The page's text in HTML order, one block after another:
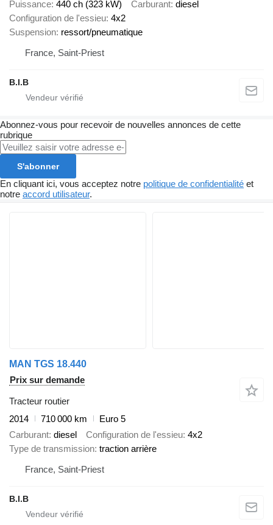
Puissance 440 ch (323 kW) Carburant diesel
Configuration de l'essieu 4x2
Suspension ressort/pneumatique
France, Saint-Priest
B.I.B
Abonnez-vous pour recevoir de nouvelles annonces de cette
rubrique
S'abonner
En cliquant ici, vous acceptez notre politique de confidentialité et
notre accord utilisateur.
MAN TGS 18.440
Prix sur demande
Tracteur routier
2014
710 000 km
Euro 5
Carburant diesel Configuration de l'essieu 4x2
Type de transmission traction arrière
France, Saint-Priest
B.I.B